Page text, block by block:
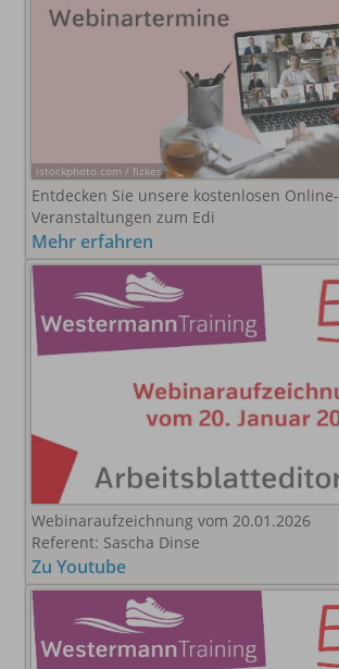
istockphoto.com / fizkes
Entdecken Sie unsere kostenlosen Online-
Veranstaltungen zum Edi
Mehr erfahren
Webinaraufzeichnung vom 20.01.2026
Referent: Sascha Dinse
Zu Youtube